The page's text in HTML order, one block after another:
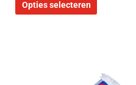
Opties selecteren